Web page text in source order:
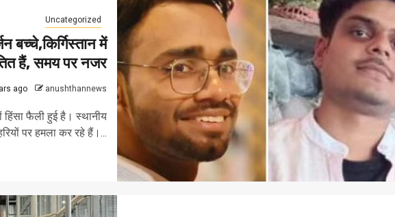
Uncategorized
में
हैं, समय पर नजर
ago anushthannews
हिंसा फैली हुई है। स्थानीय
पर हमला कर रहे हैं।...